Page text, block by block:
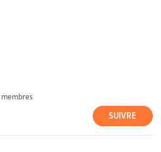
membres
SUIVRE